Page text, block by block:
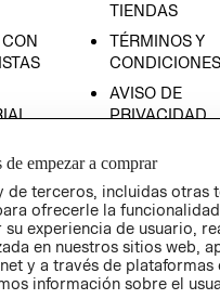
TIENDAS
TÉRMINOS Y
CONDICIONES
AVISO DE
PRIVACIDAD
AVISO DE
COOKIES
LIBRO DE
de empezar a comprar
de terceros, incluidas otras
ofrecerle la
experiencia de usuario,
en nuestros sitios web,
y a través de plataformas
información sobre el